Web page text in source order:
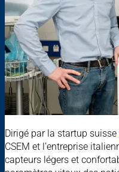
Dirigé par la startup suisse
CSEM et l’entreprise
capteurs légers et